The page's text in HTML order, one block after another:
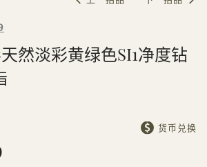
然淡彩黄绿色SI1净度钻
货币兑换